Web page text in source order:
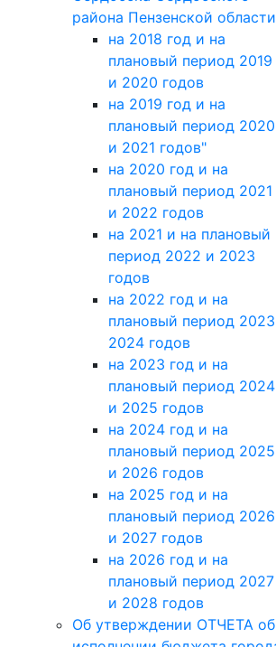
2026 ГОД
О БЮДЖЕТЕ города
Сердобска Сердобского
района Пензенской области
на 2018 год и на
плановый период 2019
и 2020 годов
на 2019 год и на
плановый период 2020
и 2021 годов"
на 2020 год и на
плановый период 2021
и 2022 годов
на 2021 и на плановый
период 2022 и 2023
годов
на 2022 год и на
плановый период 2023-
2024 годов
на 2023 год и на
плановый период 2024
и 2025 годов
на 2024 год и на
плановый период 2025
и 2026 годов
на 2025 год и на
плановый период 2026
и 2027 годов
на 2026 год и на